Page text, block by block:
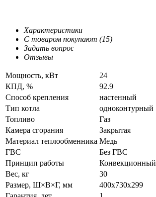
Характеристики
С товаром покупают (15)
Задать вопрос
Отзывы
Мощность, кВт
24
КПД, %
92.9
Способ крепления
настенный
Тип котла
одноконтурный
Топливо
Газ
Камера сгорания
Закрытая
Материал теплообменника Медь
ГВС
Без ГВС
Принцип работы
Конвекционный
Вес, кг
30
Размер, Ш×В×Г, мм
400х730х299